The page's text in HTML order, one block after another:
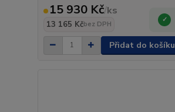
15 930 Kč/ks
13 165 Kčbez DPH
Přidat do košíku